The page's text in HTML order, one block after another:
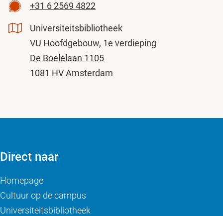
+31 6 2569 4822
Universiteitsbibliotheek
VU Hoofdgebouw, 1e verdieping
De Boelelaan 1105
1081 HV Amsterdam
Direct naar
Homepage
Cultuur op de campus
Universiteitsbibliotheek